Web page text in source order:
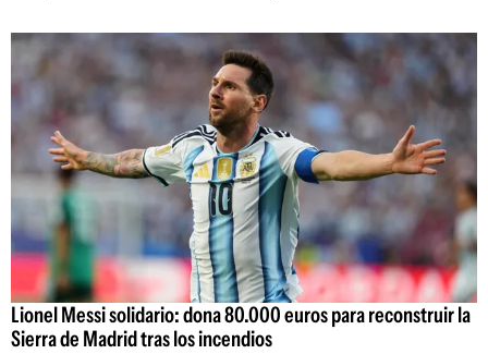
Lionel Messi solidario: dona 80.000 euros para reconstruir la
Sierra de Madrid tras los incendios